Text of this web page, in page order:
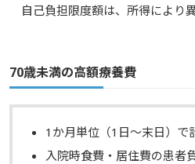
自己負担限度額は、所得により異
70歳未満の高額療養費
1か月単位（1日～末日）で
入院時食費・居住費の患者